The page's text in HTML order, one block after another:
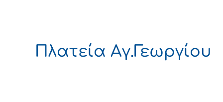
Πλατεία Αγ.Γεωργίου